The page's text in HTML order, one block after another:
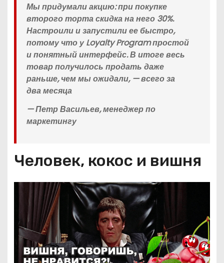
Мы придумали акцию: при покупке
второго торта скидка на него 30%.
Настроили и запустили ее быстро,
потому что у Loyalty Program простой
и понятный интерфейс. В итоге весь
товар получилось продать даже
раньше, чем мы ожидали, — всего за
два месяца
— Петр Васильев, менеджер по
маркетингу
Человек, кокос и вишня